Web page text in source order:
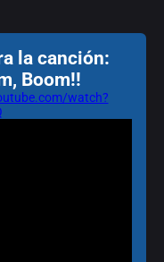
la canción:
Boom!!
watch?